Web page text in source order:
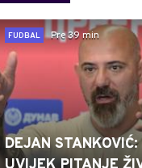
FUDBAL
Pre 39 min
DEJAN